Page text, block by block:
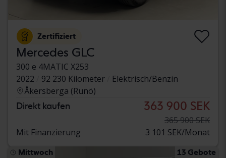
Zertifiziert
Mercedes GLC
300 e 4MATIC X253
2022
92 230 Kilometer
Elektrisch/Benzin
Åkersberga (Runö)
Direkt kaufen 363 900 SEK
365 900 SEK
Mit Finanzierung
3 101 SEK/Monat
Mittwoch 13 Gebote